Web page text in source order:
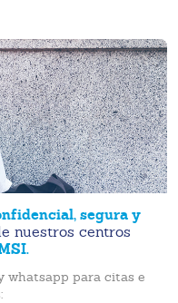
segura y
nuestros centros
whatsapp para citas e